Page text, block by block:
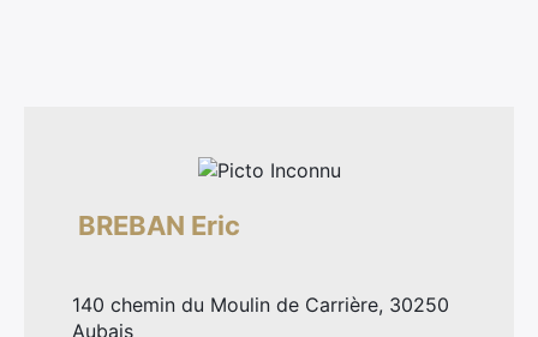
BREBAN Eric
140 chemin du Moulin de Carrière, 30250
Aubais